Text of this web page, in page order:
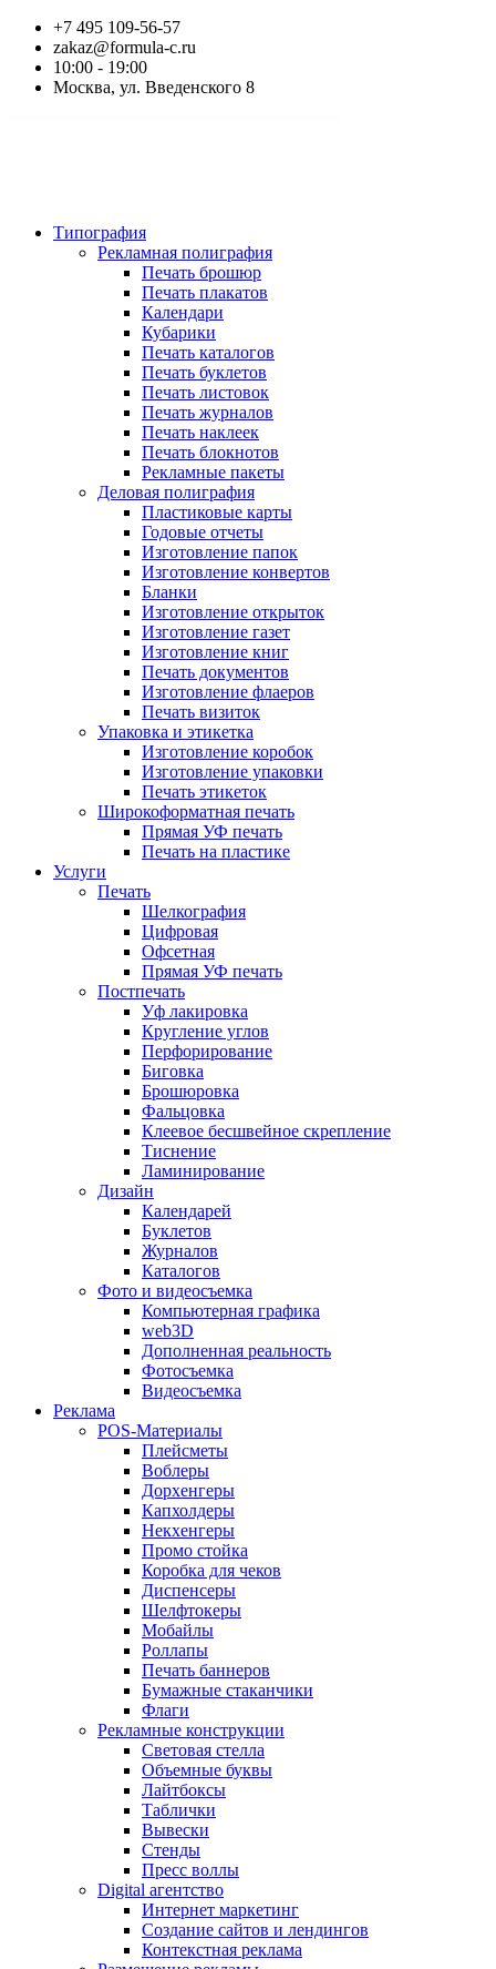
+7 495 109-56-57
zakaz@formula-c.ru
10:00 - 19:00
Москва, ул. Введенского 8
Типография
Рекламная полиграфия
Печать брошюр
Печать плакатов
Календари
Кубарики
Печать каталогов
Печать буклетов
Печать листовок
Печать журналов
Печать наклеек
Печать блокнотов
Рекламные пакеты
Деловая полиграфия
Пластиковые карты
Годовые отчеты
Изготовление папок
Изготовление конвертов
Бланки
Изготовление открыток
Изготовление газет
Изготовление книг
Печать документов
Изготовление флаеров
Печать визиток
Упаковка и этикетка
Изготовление коробок
Изготовление упаковки
Печать этикеток
Широкоформатная печать
Прямая УФ печать
Печать на пластике
Услуги
Печать
Шелкография
Цифровая
Офсетная
Прямая УФ печать
Постпечать
Уф лакировка
Кругление углов
Перфорирование
Биговка
Брошюровка
Фальцовка
Клеевое бесшвейное скрепление
Тиснение
Ламинирование
Дизайн
Календарей
Буклетов
Журналов
Каталогов
Фото и видеосъемка
Компьютерная графика
web3D
Дополненная реальность
Фотосъемка
Видеосъемка
Реклама
POS-Материалы
Плейсметы
Воблеры
Дорхенгеры
Капхолдеры
Некхенгеры
Промо стойка
Коробка для чеков
Диспенсеры
Шелфтокеры
Мобайлы
Роллапы
Печать баннеров
Бумажные стаканчики
Флаги
Рекламные конструкции
Световая стелла
Объемные буквы
Лайтбоксы
Таблички
Вывески
Стенды
Пресс воллы
Digital агентство
Интернет маркетинг
Создание сайтов и лендингов
Контекстная реклама